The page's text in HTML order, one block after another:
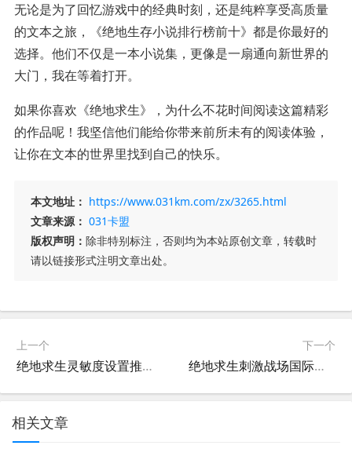
无论是为了回忆游戏中的经典时刻，还是纯粹享受高质量
的文本之旅，《绝地生存小说排行榜前十》都是你最好的
选择。他们不仅是一本小说集，更像是一扇通向新世界的
大门，我在等着打开。
如果你喜欢《绝地求生》，为什么不花时间阅读这篇精彩
的作品呢！我坚信他们能给你带来前所未有的阅读体验，
让你在文本的世界里找到自己的快乐。
本文地址： https://www.031km.com/zx/3265.html
文章来源： 031卡盟
版权声明： 除非特别标注，否则均为本站原创文章，转载时
请以链接形式注明文章出处。
上一个
绝地求生灵敏度设置推荐 PUBG玩家必备-PUBG手游灵敏度调整攻略
下一个
绝地求生刺激战场国际服攻略：快速上分秘籍-如何在绝地求生刺激战场国际服中成为高手
相关文章